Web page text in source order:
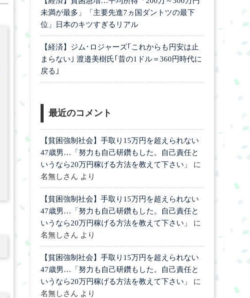
未満が最多」「主要先進7ヵ国ダントツの最下
位」日本のキツすぎるリアル
【経済】ジム･ロジャーズ｢これからも円安は止
まらない｣ 渡邉美樹氏｢昔の1ドル＝360円時代に
戻る｣
最近のコメント
【貧困強制社会】手取り15万円を超えられない
47歳男…「努力も自己研鑽もした。自己責任と
いうなら20万円稼げる方法を教えて下さい」
に
名無しさん より
【貧困強制社会】手取り15万円を超えられない
47歳男…「努力も自己研鑽もした。自己責任と
いうなら20万円稼げる方法を教えて下さい」
に
名無しさん より
【貧困強制社会】手取り15万円を超えられない
47歳男…「努力も自己研鑽もした。自己責任と
いうなら20万円稼げる方法を教えて下さい」
に
名無しさん より